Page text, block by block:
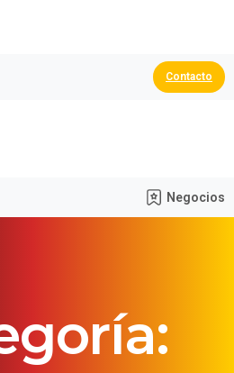
Contacto
Negocios